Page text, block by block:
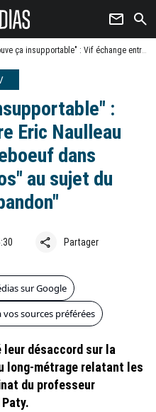
newsletter search
: Vif échange entre Eric Naulleau et Mathias Leboeuf dans "L'heure des pros" au sujet du film "L'abandon"
:
Eric Naulleau
dans
au sujet du
share Partager
sur Google
sources préférées
leur désaccord sur la
long-métrage relatant les
du professeur